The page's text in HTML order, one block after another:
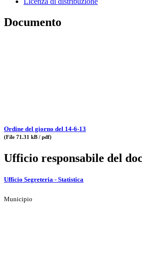
Documento
Ordine del giorno del 14-6-13
(File 71.31 kB / pdf)
Ufficio responsabile del
Ufficio Segreteria - Statistica
Municipio